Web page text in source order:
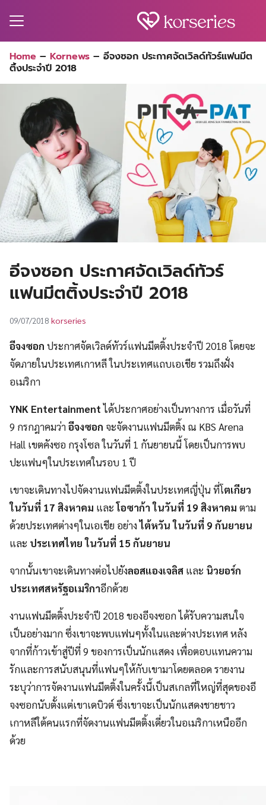
for:
Home – Kornews – อีจงซอก ประกาศจัดเวิลด์ทัวร์แฟนมีต
ติ้งประจำปี 2018
อีจงซอก ประกาศจัดเวิลด์ทัวร์
แฟนมีตติ้งประจำปี 2018
09/07/2018 korseries
อีจงซอก ประกาศจัดเวิลด์ทัวร์แฟนมีตติ้งประจำปี 2018 โดยจะ
จัดภายในประเทศเกาหลี ในประเทศแถบเอเชีย รวมถึงฝั่ง
อเมริกา
YNK Entertainmentได้ประกาศอย่างเป็นทางการ เมื่อวันที่
9 กรกฎาคมว่าอีจงซอก จะจัดงานแฟนมีตติ้ง ณ KBS Arena
Hall เขตคังซอ กรุงโซล ในวันที่ 1 กันยายนนี้ โดยเป็นการพบ
ปะแฟนๆในประเทศในรอบ 1 ปี
เขาจะเดินทางไปจัดงานแฟนมีตติ้งในประเทศญี่ปุ่น ที่โตเกียว
ในวันที่ 17 สิงหาคม และโอซาก้า ในวันที่ 19 สิงหาคม ตาม
ด้วยประเทศต่างๆในเอเชีย อย่างไต้หวัน ในวันที่ 9 กันยายน
และ ประเทศไทย ในวันที่ 15 กันยายน
จากนั้นเขาจะเดินทางต่อไปยังลอสแองเจลิส และ นิวยอร์ก
ประเทศสหรัฐอเมริกาอีกด้วย
งานแฟนมีตติ้งประจำปี 2018 ของอีจงซอก ได้รับความสนใจ
เป็นอย่างมาก ซึ่งเขาจะพบแฟนๆทั้งในและต่างประเทศ หลัง
จากที่ก้าวเข้าสู่ปีที่ 9 ของการเป็นนักแสดง เพื่อตอบแทนความ
รักและการสนับสนุนที่แฟนๆให้กับเขามาโดยตลอด รายงาน
ระบุว่าการจัดงานแฟนมีตติ้งในครั้งนี้เป็นสเกลที่ใหญ่ที่สุดของอี
จงซอกนับตั้งแต่เขาเดบิวต์ ซึ่งเขาจะเป็นนักแสดงชายชาว
เกาหลีใต้คนแรกที่จัดงานแฟนมีตติ้งเดี่ยวในอเมริกาเหนืออีก
ด้วย